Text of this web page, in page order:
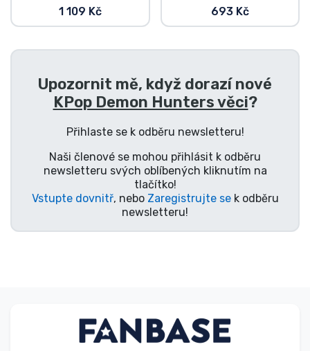
1 109 Kč 693 Kč
Upozornit mě, když dorazí nové
KPop Demon Hunters věci?
Přihlaste se k odběru newsletteru!
Naši členové se mohou přihlásit k odběru
newsletteru svých oblíbených kliknutím na
tlačítko!
Vstupte dovnitř, nebo Zaregistrujte sek odběru
newsletteru!